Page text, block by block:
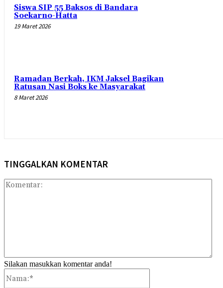
Siswa SIP 55 Baksos di Bandara
Soekarno-Hatta
19 Maret 2026
Ramadan Berkah, IKM Jaksel Bagikan
Ratusan Nasi Boks ke Masyarakat
8 Maret 2026
TINGGALKAN KOMENTAR
Silakan masukkan komentar anda!